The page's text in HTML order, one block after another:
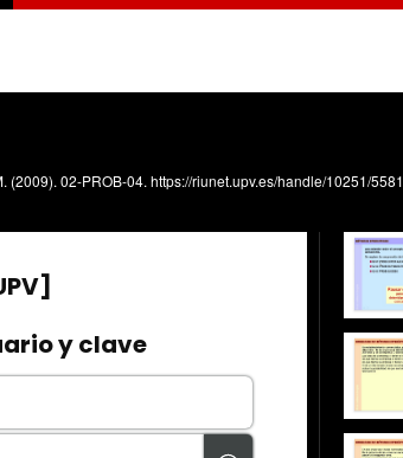
02-PROB-04. https://riunet.upv.es/handle/10251/5581